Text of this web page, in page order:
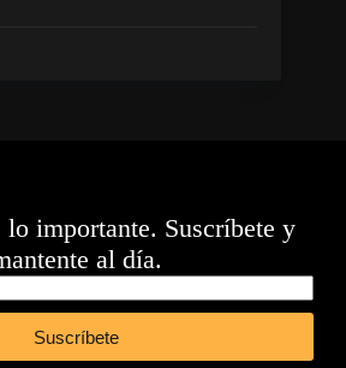
lo importante. Suscríbete y
al día.
Suscríbete